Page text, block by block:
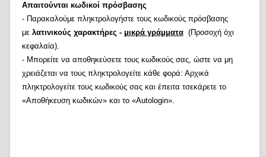
Απαιτούνται κωδικοί πρόσβασης
- Παρακαλούμε πληκτρολογήστε τους κωδικούς πρόσβασης
με λατινικούς χαρακτήρες - μικρά γράμματα(Προσοχή όχι
κεφαλαία).
- Μπορείτε να αποθηκεύσετε τους κωδικούς σας, ώστε να μη
χρειάζεται να τους πληκτρολογείτε κάθε φορά: Αρχικά
πληκτρολογείτε τους κωδικούς σας και έπειτα τσεκάρετε το
«Αποθήκευση κωδικών» και το «Autologin».